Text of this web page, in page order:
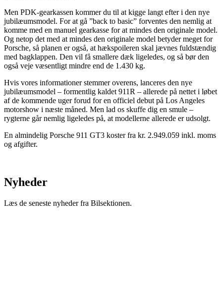
Men PDK-gearkassen kommer du til at kigge langt efter i den nye
jubilæumsmodel. For at gå ”back to basic” forventes den nemlig at
komme med en manuel gearkasse for at mindes den originale model.
Og netop det med at mindes den originale model betyder meget for
Porsche, så planen er også, at hækspoileren skal jævnes fuldstændig
med bagklappen. Den vil få smallere dæk ligeledes, og så bør den
også veje væsentligt mindre end de 1.430 kg.
Hvis vores informationer stemmer overens, lanceres den nye
jubilæumsmodel – formentlig kaldet 911R – allerede på nettet i løbet
af de kommende uger forud for en officiel debut på Los Angeles
motorshow i næste måned. Men lad os skuffe dig en smule –
rygterne går nemlig ligeledes på, at modellerne allerede er udsolgt.
En almindelig Porsche 911 GT3 koster fra kr. 2.949.059 inkl. moms
og afgifter.
Nyheder
Læs de seneste nyheder fra Bilsektionen.